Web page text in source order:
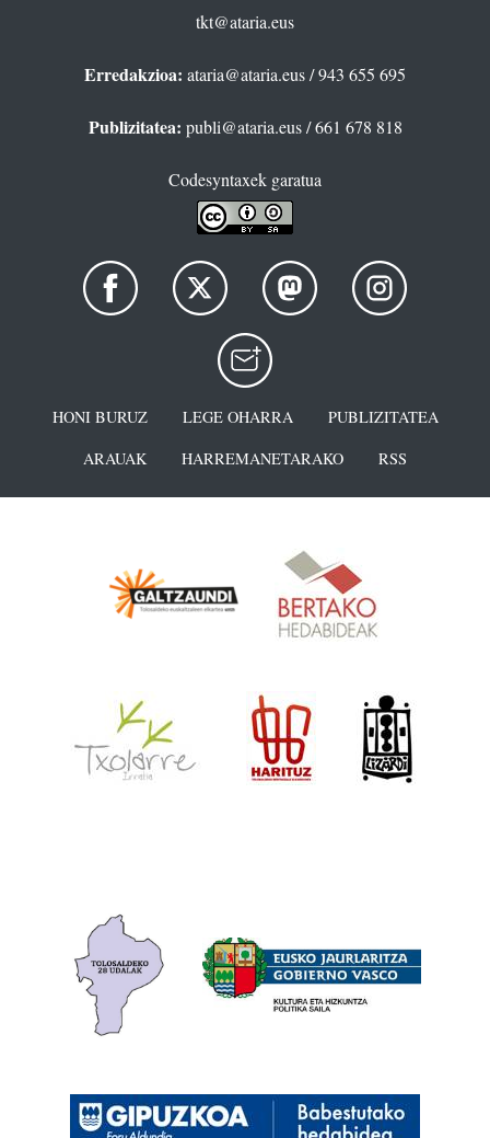
tkt@ataria.eus
Erredakzioa: ataria@ataria.eus/ 943 655 695
Publizitatea: publi@ataria.eus/ 661 678 818
Codesyntaxek garatua
HONI BURUZ LEGE OHARRA
PUBLIZITATEA
ARAUAK
HARREMANETARAKO RSS